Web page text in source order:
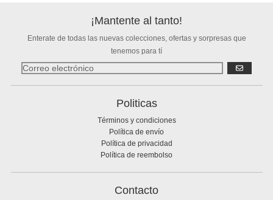
¡Mantente al tanto!
Enterate de todas las nuevas colecciones, ofertas y sorpresas que
tenemos para tí
Politicas
Términos y condiciones
Política de envío
Política de privacidad
Política de reembolso
Contacto